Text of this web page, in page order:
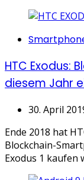
Categories
HTC Exodus:
diesem Jahr
30. April
Ende 2018 hat
Blockchain-
Exodus 1 kaufen